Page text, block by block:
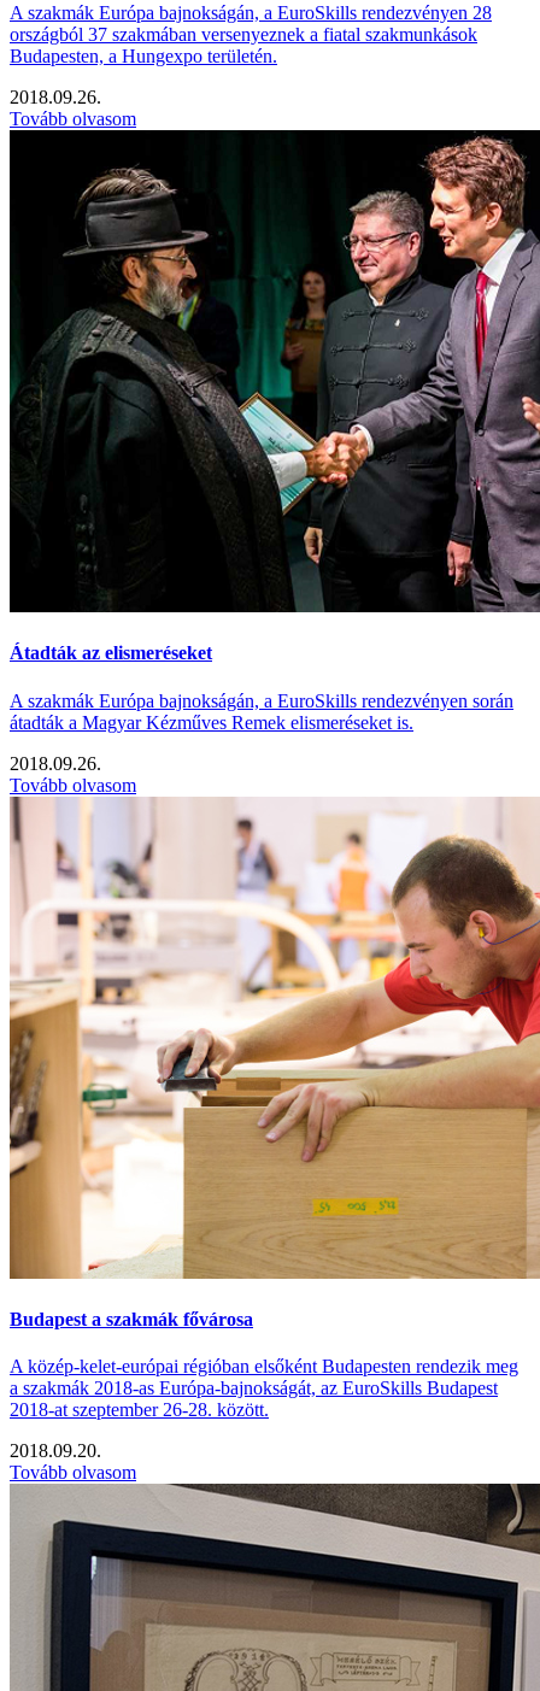
A szakmák Európa bajnokságán, a EuroSkills rendezvényen 28
országból 37 szakmában versenyeznek a fiatal szakmunkások
Budapesten, a Hungexpo területén.
2018.09.26.
Tovább olvasom
Átadták az elismeréseket
A szakmák Európa bajnokságán, a EuroSkills rendezvényen során
átadták a Magyar Kézműves Remek elismeréseket is.
2018.09.26.
Tovább olvasom
Budapest a szakmák fővárosa
A közép-kelet-európai régióban elsőként Budapesten rendezik meg
a szakmák 2018-as Európa-bajnokságát, az EuroSkills Budapest
2018-at szeptember 26-28. között.
2018.09.20.
Tovább olvasom